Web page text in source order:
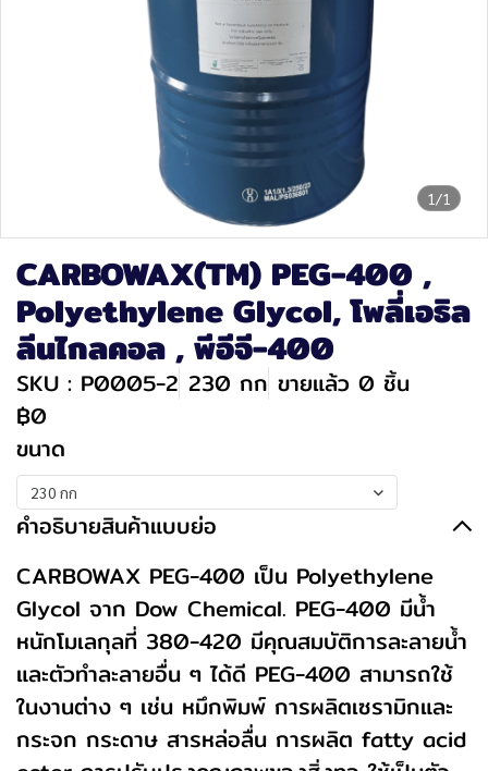
1/1
CARBOWAX(TM) PEG-400 ,
Polyethylene Glycol, โพลี่เอธิล
ลีนไกลคอล , พีอีจี-400
SKU : P0005-2 230 กก ขายแล้ว 0 ชิ้น
฿0
ขนาด
230 กก
คำอธิบายสินค้าแบบย่อ
CARBOWAX PEG-400 เป็น Polyethylene
Glycol จาก Dow Chemical. PEG-400 มีน้ำ
หนักโมเลกุลที่ 380-420 มีคุณสมบัติการละลายน้ำ
และตัวทำละลายอื่น ๆ ได้ดี PEG-400 สามารถใช้
ในงานต่าง ๆ เช่น หมึกพิมพ์ การผลิตเซรามิกและ
กระจก กระดาษ สารหล่อลื่น การผลิต fatty acid